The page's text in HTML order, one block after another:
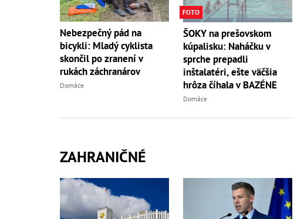
Nebezpečný pád na
bicykli: Mladý cyklista
skončil po zranení v
rukách záchranárov
Domáce
FOTO
ŠOKY na prešovskom
kúpalisku: Naháčku v
sprche prepadli
inštalatéri, ešte väčšia
hrôza číhala v BAZÉNE
Domáce
ZAHRANIČNÉ